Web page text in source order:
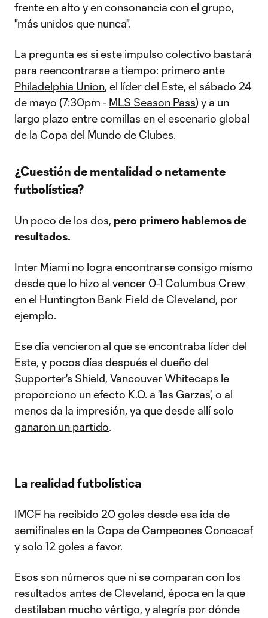
frente en alto y en consonancia con el grupo,
"más unidos que nunca".
La pregunta es si este impulso colectivo bastará
para reencontrarse a tiempo: primero ante
Philadelphia Union, el líder del Este, el sábado 24
de mayo (7:30pm - MLS Season Pass) y a un
largo plazo entre comillas en el escenario global
de la Copa del Mundo de Clubes.
¿Cuestión de mentalidad o netamente
futbolística?
Un poco de los dos, pero primero hablemos de
resultados.
Inter Miami no logra encontrarse consigo mismo
desde que lo hizo al vencer 0-1 Columbus Crew
en el Huntington Bank Field de Cleveland, por
ejemplo.
Ese día vencieron al que se encontraba líder del
Este, y pocos días después el dueño del
Supporter's Shield, Vancouver Whitecaps le
proporciono un efecto K.O. a 'las Garzas', o al
menos da la impresión, ya que desde allí solo
ganaron un partido.
La realidad futbolística
IMCF ha recibido 20 goles desde esa ida de
semifinales en la Copa de Campeones Concacaf
y solo 12 goles a favor.
Esos son números que ni se comparan con los
resultados antes de Cleveland, época en la que
destilaban mucho vértigo, y alegría por dónde